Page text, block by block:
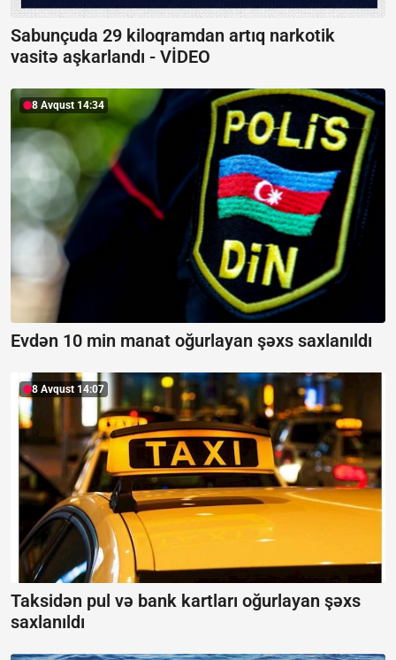
Sabunçuda 29 kiloqramdan artıq narkotik
vasitə aşkarlandı - VİDEO
8 Avqust 14:34
Evdən 10 min manat oğurlayan şəxs saxlanıldı
8 Avqust 14:07
Taksidən pul və bank kartları oğurlayan şəxs
saxlanıldı